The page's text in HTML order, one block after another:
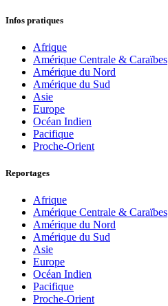
Infos pratiques
Afrique
Amérique Centrale & Caraïbes
Amérique du Nord
Amérique du Sud
Asie
Europe
Océan Indien
Pacifique
Proche-Orient
Reportages
Afrique
Amérique Centrale & Caraïbes
Amérique du Nord
Amérique du Sud
Asie
Europe
Océan Indien
Pacifique
Proche-Orient